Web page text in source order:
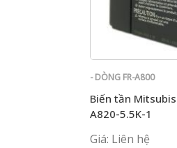
- DÒNG FR-A800
Biến tần
A820-5.5K-1
Giá: Liên hệ